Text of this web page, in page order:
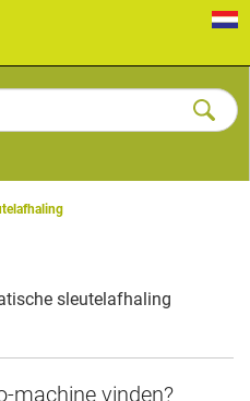
sleutelafhaling
machine vinden?